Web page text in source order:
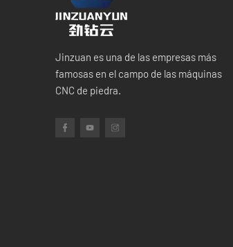
Jinzuan es una de las empresas más
famosas en el campo de las máquinas
CNC de piedra.